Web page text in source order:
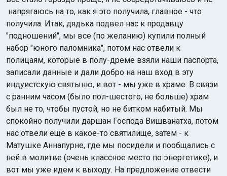
напрягаюсь на то, как я это получила, главное - что
получила. Итак, дядька подвел нас к продавцу
"подношений", мы все (по желанию) купили полный
набор "юного паломника", потом нас отвели к
полицаям, которые в полу-дреме взяли наши паспорта,
записали данные и дали добро на наш вход в эту
индуистскую святыню, и вот - мы уже в храме. В связи
с ранним часом (было пол-шестого, не больше) храм
был не то, чтобы пустой, но не битком набитый. Мы
спокойно получили даршан Господа Вишванатха, потом
нас отвели еще в какое-то святилище, затем - к
Матушке Аннапурне, где мы посидели и пообщались с
ней в молитве (очень классное место по энергетике), и
вот мы уже идем к выходу. На предложение отвести